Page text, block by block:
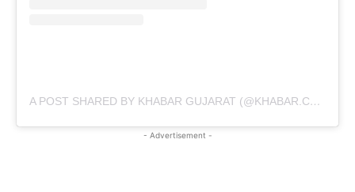
A POST SHARED BY KHABAR GUJARAT (@KHABAR.COMMUNICATION)
- Advertisement -